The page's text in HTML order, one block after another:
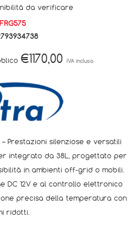
da verificare
FRG575
€1170,00 IVA inclusa
Prestazioni silenziose e versatili
integrato da 38L, progettato per
in ambienti off-grid o mobili.
DC 12V e al controllo elettronico
precisa della temperatura con
ridotti.